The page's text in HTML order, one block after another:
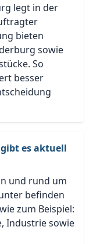
legt in der
bieten
sowie
So
besser
es aktuell
und rund um
befinden
zum Beispiel:
Industrie sowie